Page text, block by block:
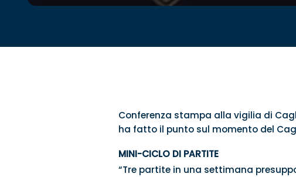
Conferenza stampa alla vigilia di
ha fatto il punto sul momento del
MINI-CICLO DI PARTITE
“Tre partite in una settimana